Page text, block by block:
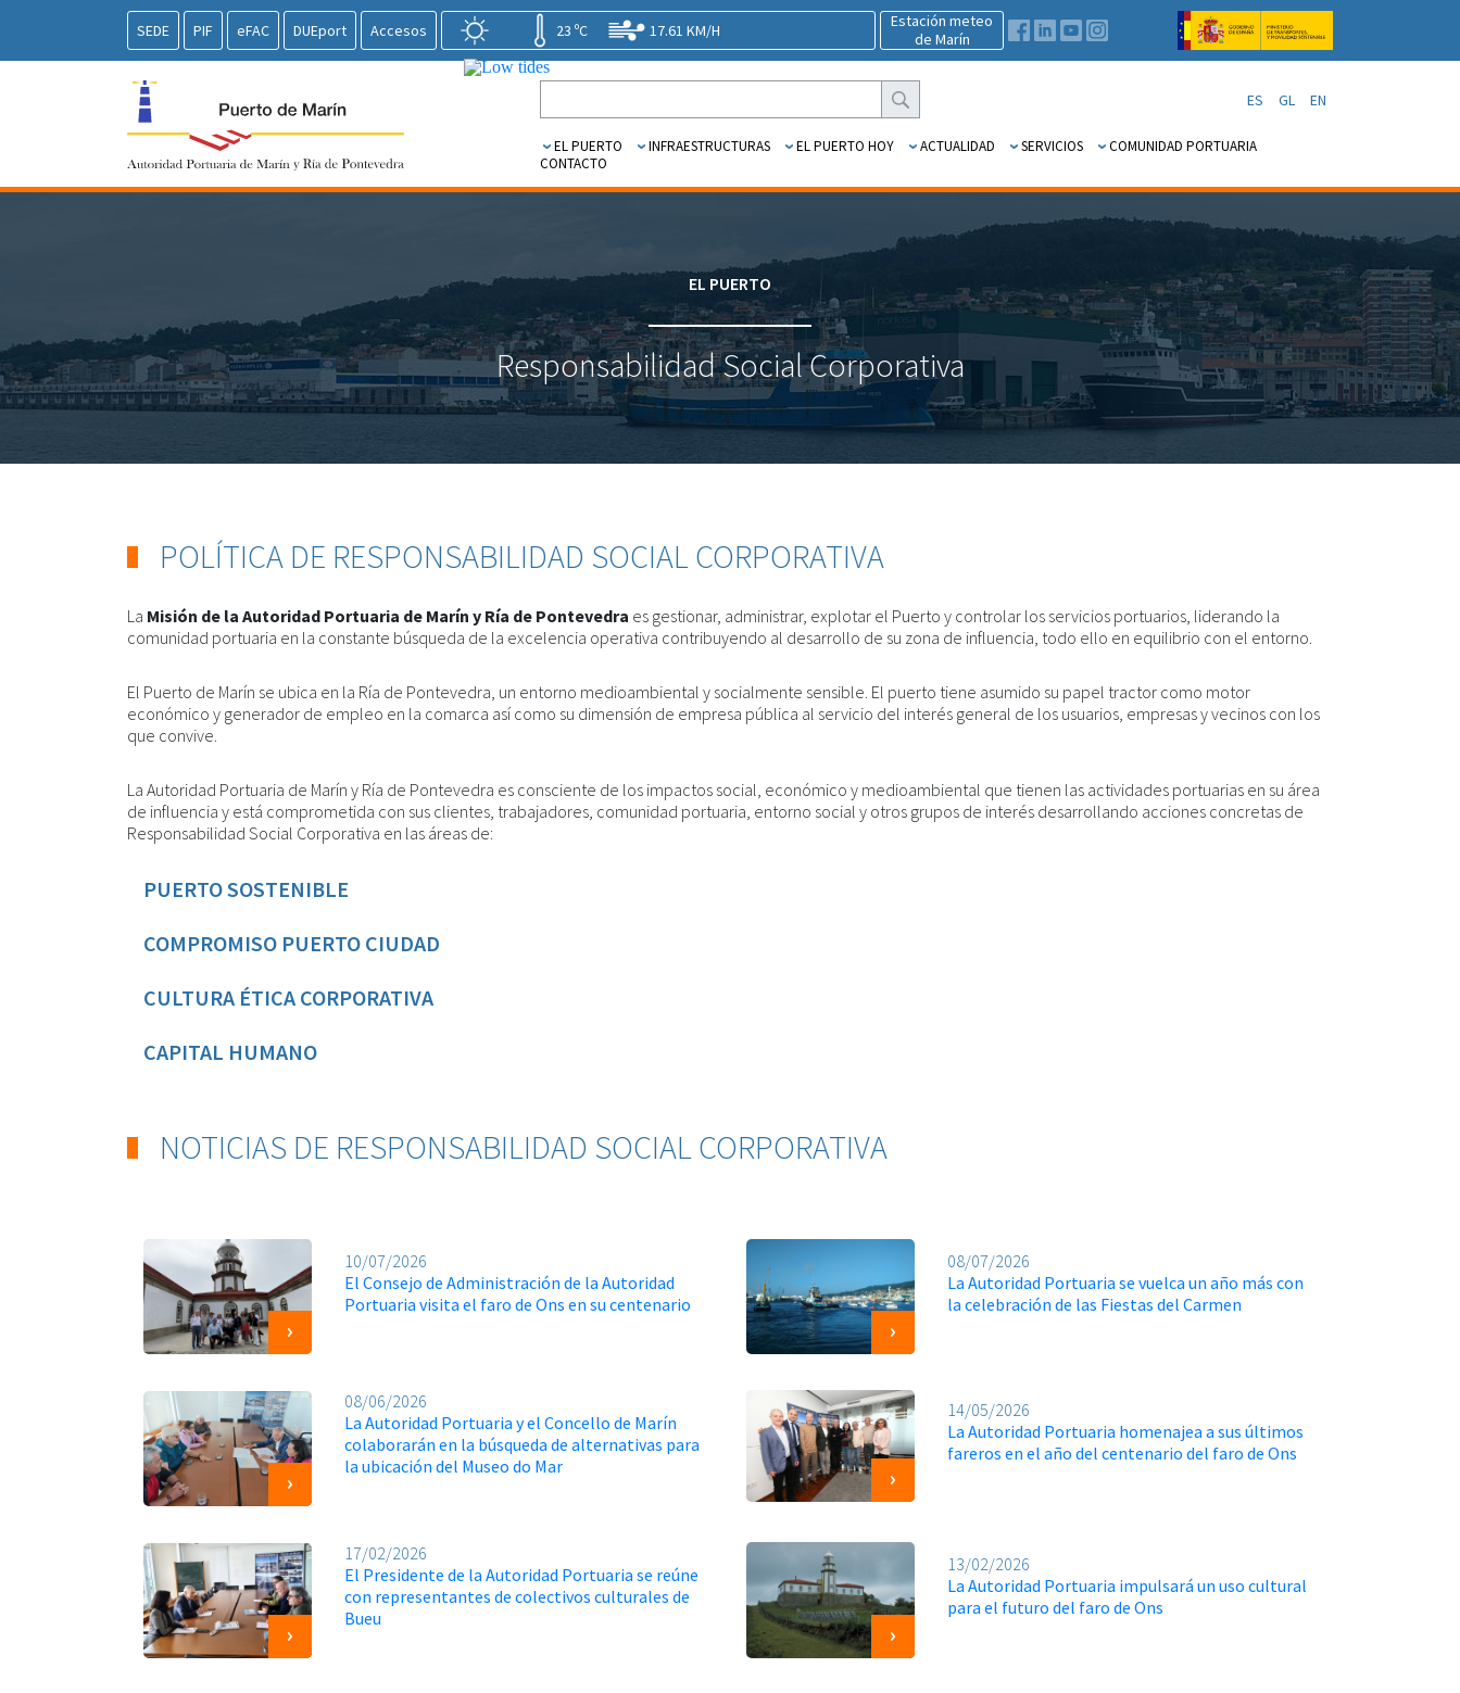
SEDE PIF eFAC DUEport Accesos 23 ºC
17.61 KM/H
1.3 m.
Estación meteo
de Marín
ES GL EN
EL PUERTO INFRAESTRUCTURAS EL PUERTO HOY ACTUALIDAD SERVICIOS
COMUNIDAD PORTUARIA
CONTACTO
EL PUERTO
Responsabilidad Social Corporativa
POLÍTICA DE RESPONSABILIDAD SOCIAL CORPORATIVA
La Misión de la Autoridad Portuaria de Marín y Ría de Pontevedra es gestionar, administrar, explotar el Puerto y controlar los servicios portuarios, liderando la
comunidad portuaria en la constante búsqueda de la excelencia operativa contribuyendo al desarrollo de su zona de influencia, todo ello en equilibrio con el entorno.
El Puerto de Marín se ubica en la Ría de Pontevedra, un entorno medioambiental y socialmente sensible. El puerto tiene asumido su papel tractor como motor
económico y generador de empleo en la comarca así como su dimensión de empresa pública al servicio del interés general de los usuarios, empresas y vecinos con los
que convive.
La Autoridad Portuaria de Marín y Ría de Pontevedra es consciente de los impactos social, económico y medioambiental que tienen las actividades portuarias en su área
de influencia y está comprometida con sus clientes, trabajadores, comunidad portuaria, entorno social y otros grupos de interés desarrollando acciones concretas de
Responsabilidad Social Corporativa en las áreas de:
PUERTO SOSTENIBLE
COMPROMISO PUERTO CIUDAD
CULTURA ÉTICA CORPORATIVA
CAPITAL HUMANO
NOTICIAS DE RESPONSABILIDAD SOCIAL CORPORATIVA
10/07/2026
El Consejo de Administración de la Autoridad
Portuaria visita el faro de Ons en su centenario
08/07/2026
La Autoridad Portuaria se vuelca un año más con
la celebración de las Fiestas del Carmen
08/06/2026
La Autoridad Portuaria y el Concello de Marín
colaborarán en la búsqueda de alternativas para
la ubicación del Museo do Mar
14/05/2026
La Autoridad Portuaria homenajea a sus últimos
fareros en el año del centenario del faro de Ons
17/02/2026
El Presidente de la Autoridad Portuaria se reúne
con representantes de colectivos culturales de
Bueu
13/02/2026
La Autoridad Portuaria impulsará un uso cultural
para el futuro del faro de Ons